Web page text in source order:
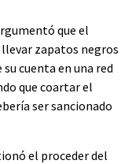
que el
zapatos negros
cuenta en una red
que coartar el
ser sancionado
el proceder del